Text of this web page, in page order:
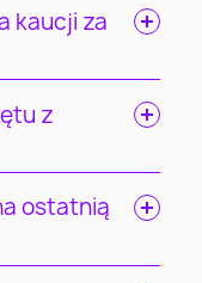
kaucji za
z
ostatnią